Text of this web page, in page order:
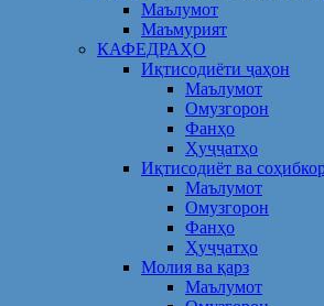
Маълумот
Маъмурият
КАФЕДРАҲО
Иқтисодиёти ҷаҳон
Маълумот
Омузгорон
Фанҳо
Ҳуҷҷатҳо
Иқтисодиёт ва
Маълумот
Омузгорон
Фанҳо
Ҳуҷҷатҳо
Молия ва қарз
Маълумот